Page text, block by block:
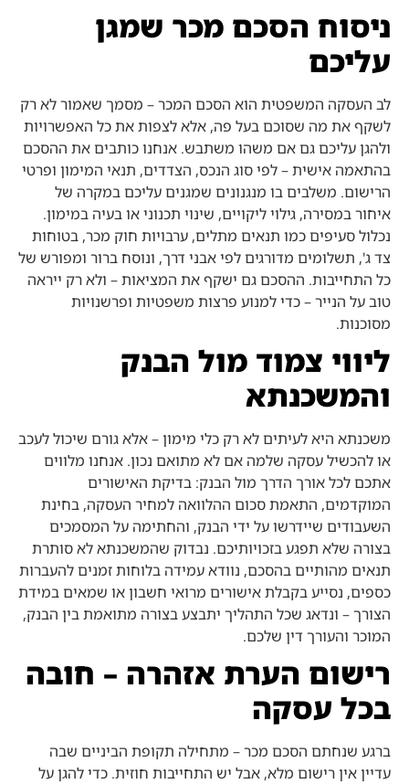
ניסוח הסכם מכר שמגן
עליכם
לב העסקה המשפטית הוא הסכם המכר – מסמך שאמור לא רק
לשקף את מה שסוכם בעל פה, אלא לצפות את כל האפשרויות
ולהגן עליכם גם אם משהו משתבש. אנחנו כותבים את ההסכם
בהתאמה אישית – לפי סוג הנכס, הצדדים, תנאי המימון ופרטי
הרישום. משלבים בו מנגנונים שמגנים עליכם במקרה של
איחור במסירה, גילוי ליקויים, שינוי תכנוני או בעיה במימון.
נכלול סעיפים כמו תנאים מתלים, ערבויות חוק מכר, בטוחות
צד ג', תשלומים מדורגים לפי אבני דרך, ונוסח ברור ומפורש של
כל התחייבות. ההסכם גם ישקף את המציאות – ולא רק ייראה
טוב על הנייר – כדי למנוע פרצות משפטיות ופרשנויות
מסוכנות.
ליווי צמוד מול הבנק
והמשכנתא
משכנתא היא לעיתים לא רק כלי מימון – אלא גורם שיכול לעכב
או להכשיל עסקה שלמה אם לא מתואם נכון. אנחנו מלווים
אתכם לכל אורך הדרך מול הבנק: בדיקת האישורים
המוקדמים, התאמת סכום ההלוואה למחיר העסקה, בחינת
השעבודים שיידרשו על ידי הבנק, והחתימה על המסמכים
בצורה שלא תפגע בזכויותיכם. נבדוק שהמשכנתא לא סותרת
תנאים מהותיים בהסכם, נוודא עמידה בלוחות זמנים להעברות
כספים, נסייע בקבלת אישורים מרואי חשבון או שמאים במידת
הצורך – ונדאג שכל התהליך יתבצע בצורה מתואמת בין הבנק,
המוכר והעורך דין שלכם.
רישום הערת אזהרה – חובה
בכל עסקה
ברגע שנחתם הסכם מכר – מתחילה תקופת הביניים שבה
עדיין אין רישום מלא, אבל יש התחייבות חוזית. כדי להגן על